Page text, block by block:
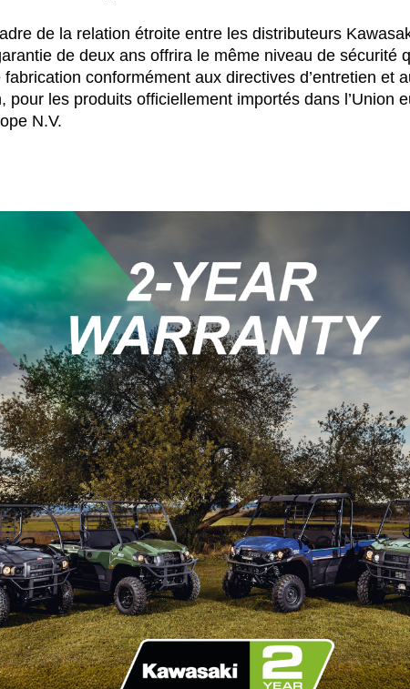
de la relation étroite entre les distributeurs
de deux ans offrira le même niveau de sécurité
conformément aux directives d’entretien et
pour les produits officiellement importés dans l’Union
N.V.